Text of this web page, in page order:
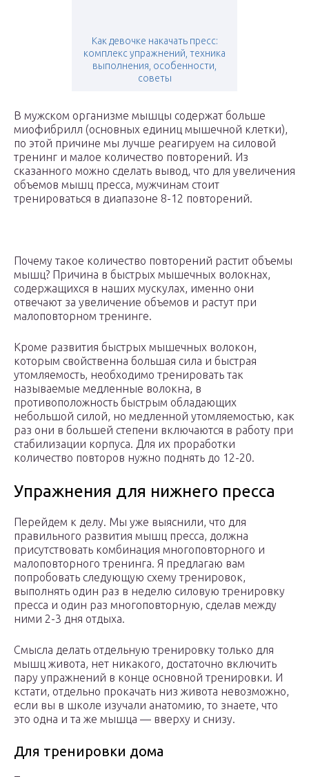
Как девочке накачать пресс:
комплекс упражнений, техника
выполнения, особенности,
советы
В мужском организме мышцы содержат больше
миофибрилл (основных единиц мышечной клетки),
по этой причине мы лучше реагируем на силовой
тренинг и малое количество повторений. Из
сказанного можно сделать вывод, что для увеличения
объемов мышц пресса, мужчинам стоит
тренироваться в диапазоне 8-12 повторений.
Почему такое количество повторений растит объемы
мышц? Причина в быстрых мышечных волокнах,
содержащихся в наших мускулах, именно они
отвечают за увеличение объемов и растут при
малоповторном тренинге.
Кроме развития быстрых мышечных волокон,
которым свойственна большая сила и быстрая
утомляемость, необходимо тренировать так
называемые медленные волокна, в
противоположность быстрым обладающих
небольшой силой, но медленной утомляемостью, как
раз они в большей степени включаются в работу при
стабилизации корпуса. Для их проработки
количество повторов нужно поднять до 12-20.
Упражнения для нижнего пресса
Перейдем к делу. Мы уже выяснили, что для
правильного развития мышц пресса, должна
присутствовать комбинация многоповторного и
малоповторного тренинга. Я предлагаю вам
попробовать следующую схему тренировок,
выполнять один раз в неделю силовую тренировку
пресса и один раз многоповторную, сделав между
ними 2-3 дня отдыха.
Смысла делать отдельную тренировку только для
мышц живота, нет никакого, достаточно включить
пару упражнений в конце основной тренировки. И
кстати, отдельно прокачать низ живота невозможно,
если вы в школе изучали анатомию, то знаете, что
это одна и та же мышца — вверху и снизу.
Для тренировки дома